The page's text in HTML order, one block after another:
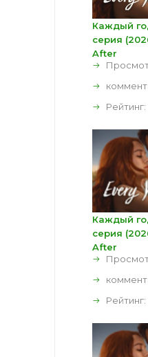
Каждый
серия
After
Рейтинг:
Каждый
серия
After
Рейтинг: